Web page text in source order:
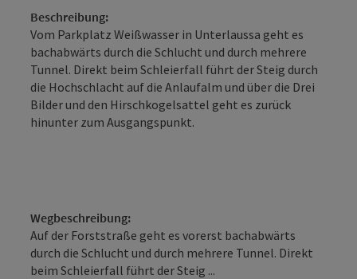
Beschreibung:
Vom Parkplatz Weißwasser in Unterlaussa geht es
bachabwärts durch die Schlucht und durch mehrere
Tunnel. Direkt beim Schleierfall führt der Steig durch
die Hochschlacht auf die Anlaufalm und über die Drei
Bilder und den Hirschkogelsattel geht es zurück
hinunter zum Ausgangspunkt.
Wegbeschreibung:
Auf der Forststraße geht es vorerst bachabwärts
durch die Schlucht und durch mehrere Tunnel. Direkt
beim Schleierfall führt der Steig ...